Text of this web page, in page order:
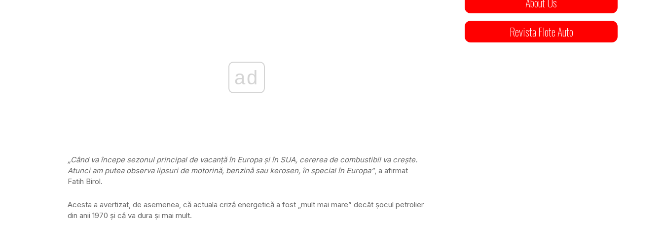
ad
„Când va începe sezonul principal de vacanță în Europa și în SUA, cererea de combustibil va crește.
Atunci am putea observa lipsuri de motorină, benzină sau kerosen, în special în Europa”, a afirmat
Fatih Birol.
Acesta a avertizat, de asemenea, că actuala criză energetică a fost „mult mai mare” decât șocul petrolier
din anii 1970 și că va dura și mai mult.
Revista Flote Auto